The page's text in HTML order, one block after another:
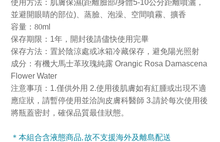
使用方法：肌膚保濕(距離臉部/身體5-10公分距離噴灑，
並避開眼睛的部位) 、蒸臉、泡澡、空間噴霧、擴香
容量：80ml
保存期限： 1年，開封後請儘快使用完畢
保存方法：置於陰涼處或冰箱冷藏保存，避免陽光照射
成分：有機大馬士革玫瑰純露 Orangic Rosa Damascena
Flower Water
注意事項： 1.僅供外用 2.使用後肌膚如有紅腫或出現不適
應症狀，請暫停使用並洽詢皮膚科醫師 3.請於每次使用後
將瓶蓋密封，確保品質最佳狀態。
＊本組合含液態商品, 故不支援海外及離島配送